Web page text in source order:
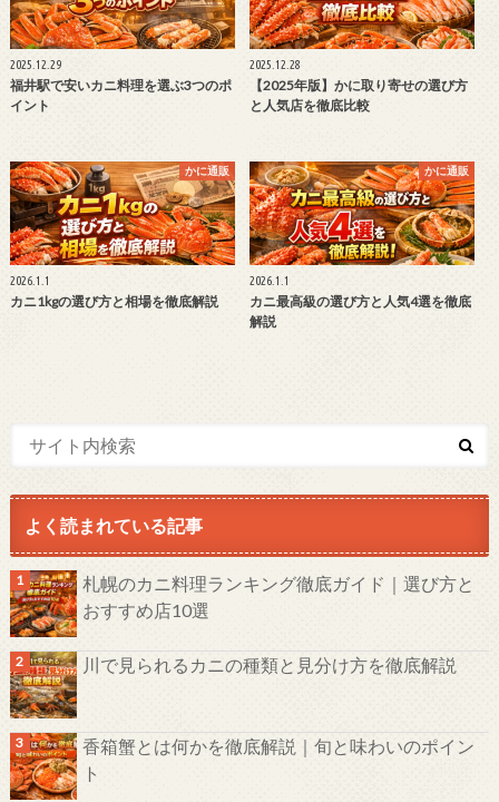
2025.12.29
福井駅で安いカニ料理を選ぶ3つのポ
イント
2025.12.28
【2025年版】かに取り寄せの選び方
と人気店を徹底比較
かに通販
2026.1.1
カニ1kgの選び方と相場を徹底解説
かに通販
2026.1.1
カニ最高級の選び方と人気4選を徹底
解説
よく読まれている記事
札幌のカニ料理ランキング徹底ガイド｜選び方と
おすすめ店10選
川で見られるカニの種類と見分け方を徹底解説
香箱蟹とは何かを徹底解説｜旬と味わいのポイン
ト